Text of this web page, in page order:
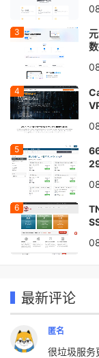
最新评论
匿名
很垃圾服务